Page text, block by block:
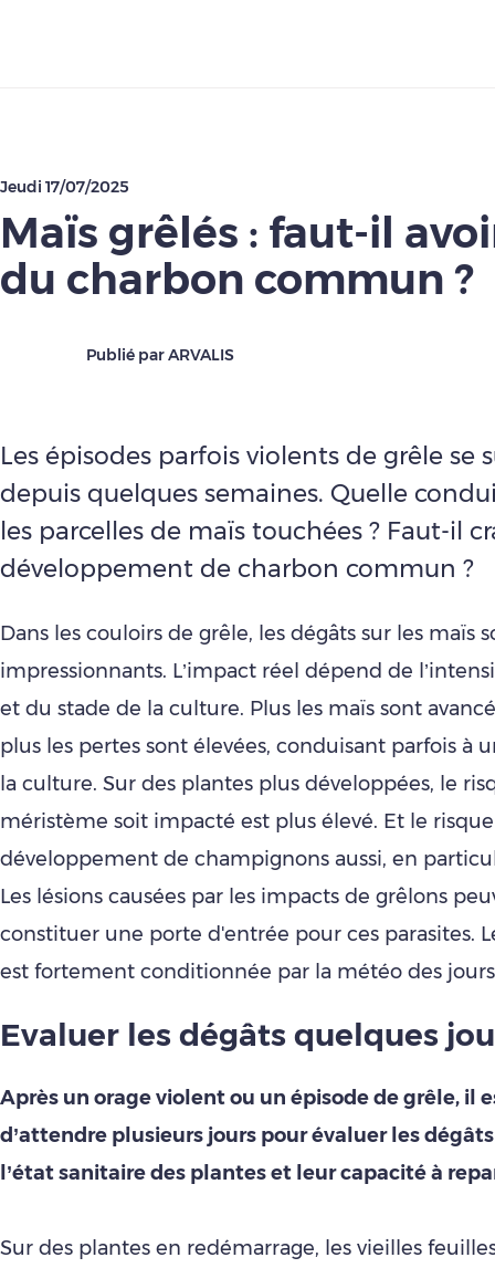
Jeudi 17/07/2025
Maïs grêlés : faut-il
du charbon commun ?
Publié par ARVALIS
Les épisodes parfois violents de grêle se
depuis quelques semaines. Quelle
les parcelles de maïs touchées ? Faut-il
développement de charbon commun ?
Dans les couloirs de grêle, les dégâts sur les maïs
impressionnants. L’impact réel dépend de
et du stade de la culture. Plus les maïs sont
plus les pertes sont élevées, conduisant parfois à
la culture. Sur des plantes plus développées, le
méristème soit impacté est plus élevé. Et le
développement de champignons aussi, en
Les lésions causées par les impacts de grêlons
constituer une porte d'entrée pour ces parasites.
est fortement conditionnée par la météo des
Evaluer les dégâts quelques
Après un orage violent ou un épisode de grêle, il
d’attendre plusieurs jours pour évaluer les
l’état sanitaire des plantes et leur capacité à
Sur des plantes en redémarrage, les vieilles